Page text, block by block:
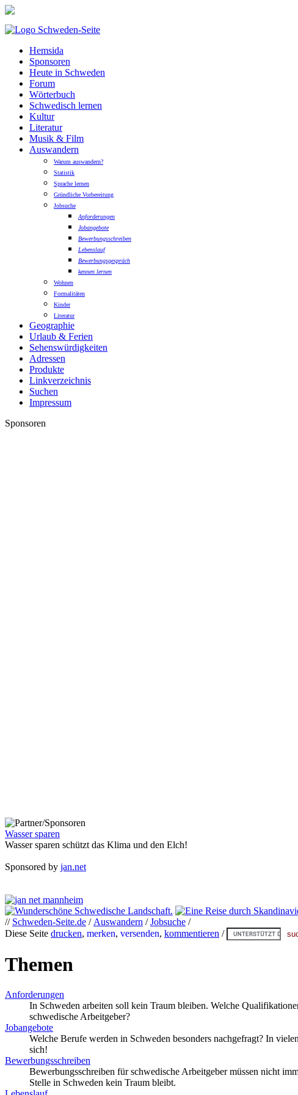
Hemsida
Sponsoren
Heute in Schweden
Forum
Wörterbuch
Schwedisch lernen
Kultur
Literatur
Musik & Film
Auswandern
Warum auswandern?
Statistik
Sprache lernen
Gründliche Vorbereitung
Jobsuche
Anforderungen
Jobangebote
Bewerbungsschreiben
Lebenslauf
Bewerbungsgespräch
kennen lernen
Wohnen
Formalitäten
Kinder
Literatur
Geographie
Urlaub & Ferien
Sehenswürdigkeiten
Adressen
Produkte
Linkverzeichnis
Suchen
Impressum
Sponsoren
Wasser sparen
Wasser sparen schützt das Klima und den Elch!
Sponsored by jan.net
// Schweden-Seite.de / Auswandern /Jobsuche /
Diese Seite drucken, merken, versenden, kommentieren /
Themen
Anforderungen
In Schweden arbeiten soll kein Traum bleiben. Welche
schwedische Arbeitgeber?
Jobangebote
Welche Berufe werden in Schweden besonders nachgefragt? In
sich!
Bewerbungsschreiben
Bewerbungsschreiben für schwedische Arbeitgeber müssen nicht
Stelle in Schweden kein Traum bleibt.